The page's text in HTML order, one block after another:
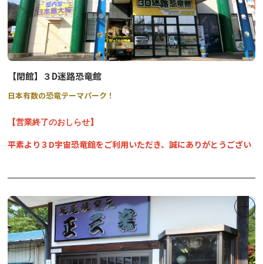
【閉館】３D迷路恐竜館
日本有数の恐竜テーマパーク！
【営業終了のおしらせ】
平素より３D宇宙恐竜館をご利用いただき、誠にありがとうござい
長年にわたり、皆様から賜りましたご厚情に心より感謝申し上げま
す。このようなご報告となりましたことを深くお詫び申し上げま
す。
３D迷路と謎解き、そして恐竜について詳しく学べるエンターテイ